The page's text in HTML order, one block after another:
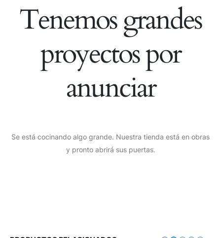
Tenemos grandes
proyectos por
anunciar
Se está cocinando algo grande. Nuestra tienda está en obras
y pronto abrirá sus puertas.